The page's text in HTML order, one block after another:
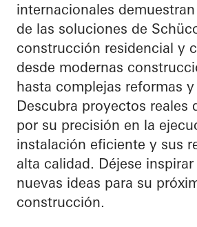
internacionales
de las soluciones de
construcción residencial y
desde modernas
hasta complejas reformas
Descubra proyectos reales
por su precisión en la
instalación eficiente y sus
alta calidad. Déjese
nuevas ideas para su
construcción.